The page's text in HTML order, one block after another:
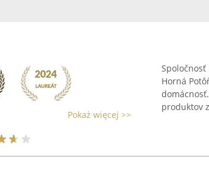
Pokaż więcej >>
Spoločnosť
Horná
produktov